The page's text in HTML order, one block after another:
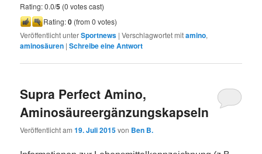
Rating: 0.0/5 (0 votes cast)
Rating:0 (from 0 votes)
Veröffentlicht unterSportnews |Verschlagwortet mitamino,
aminosäuren |Schreibe eine Antwort
Supra Perfect Amino,
Aminosäureergänzungskapseln
Veröffentlicht am19. Juli 2015von Ben B.